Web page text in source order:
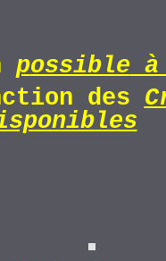
possible à
des